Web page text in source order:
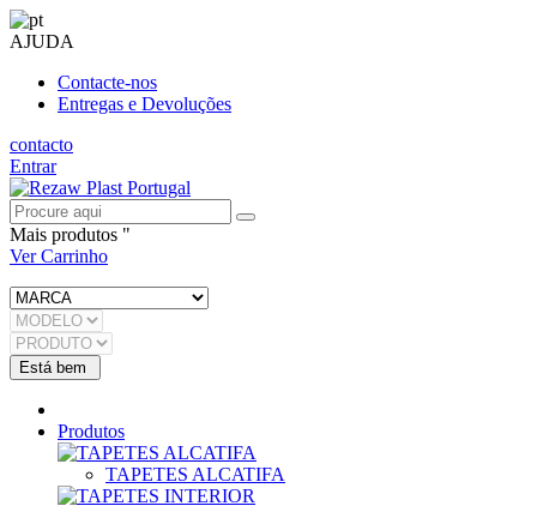
AJUDA
Contacte-nos
Entregas e Devoluções
contacto
Entrar
Mais produtos "
Ver Carrinho
Produtos
TAPETES ALCATIFA